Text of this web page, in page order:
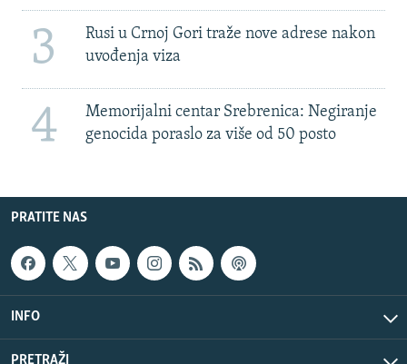
3
Rusi u Crnoj Gori traže nove adrese nakon
uvođenja viza
4
Memorijalni centar Srebrenica: Negiranje
genocida poraslo za više od 50 posto
PRATITE NAS
INFO
PRETRAŽI